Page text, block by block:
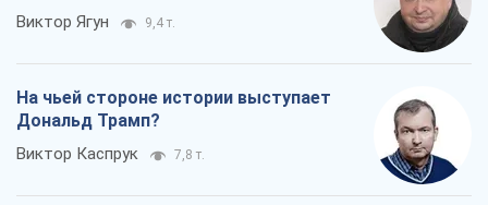
Виктор Ягун 9,4 т.
На чьей стороне истории выступает
Дональд Трамп?
Виктор Каспрук 7,8 т.